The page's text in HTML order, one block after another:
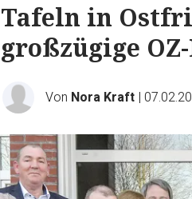
Tafeln in
großzügige
Von Nora Kraft |